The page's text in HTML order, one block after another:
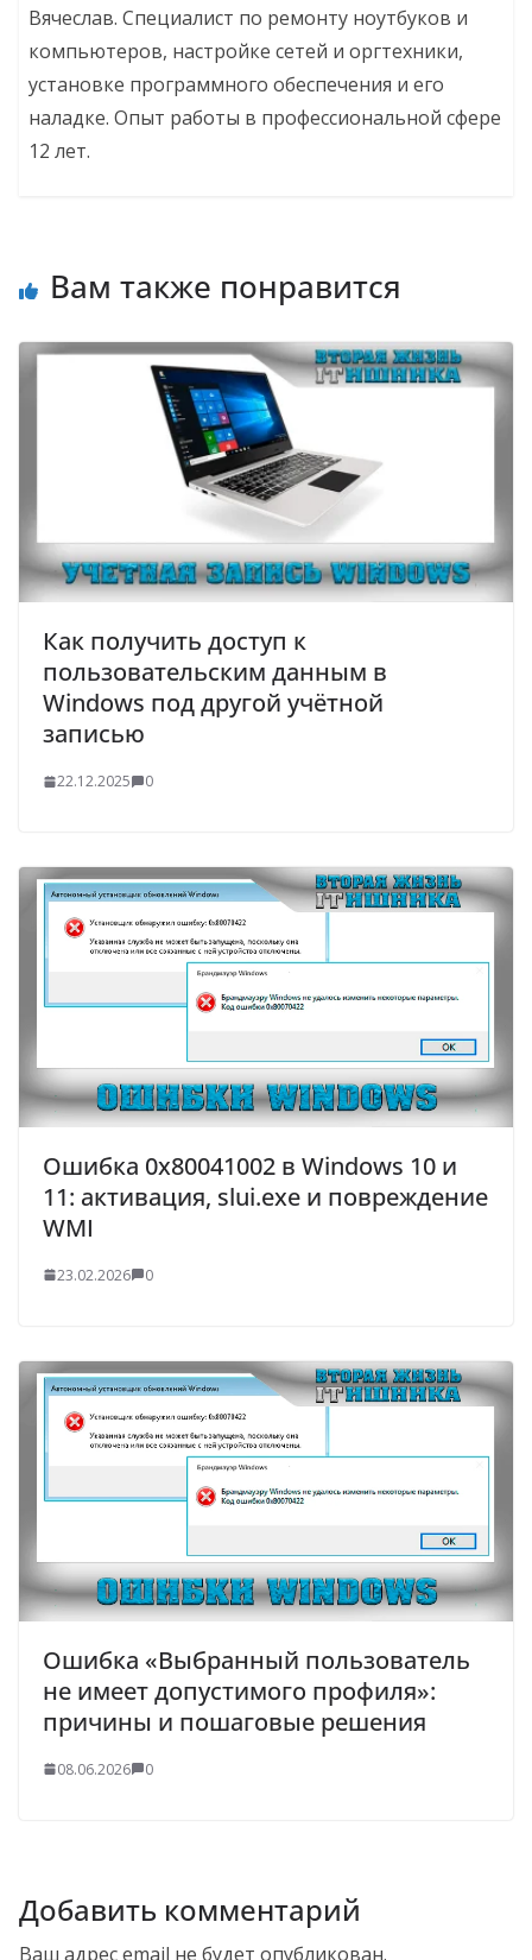
Вячеслав. Специалист по ремонту ноутбуков и
компьютеров, настройке сетей и оргтехники,
установке программного обеспечения и его
наладке. Опыт работы в профессиональной сфере
12 лет.
Вам также понравится
Как получить доступ к
пользовательским данным в
Windows под другой учётной
записью
22.12.2025 0
Ошибка 0x80041002 в Windows 10 и
11: активация, slui.exe и повреждение
WMI
23.02.2026 0
Ошибка «Выбранный пользователь
не имеет допустимого профиля»:
причины и пошаговые решения
08.06.2026 0
Добавить комментарий
Ваш адрес email не будет опубликован.